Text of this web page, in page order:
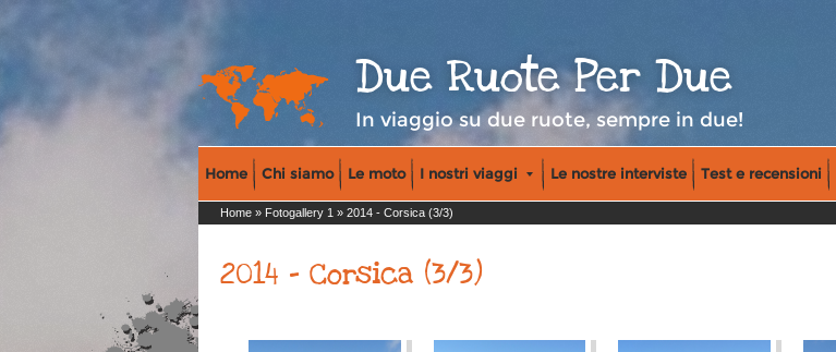
Due Ruote Per Due
In viaggio su due ruote, sempre in due!
Home Chi siamo Le moto I nostri viaggi Le nostre interviste Test e recensioni
Home » Fotogallery 1 » 2014 - Corsica (3/3)
2014 - Corsica (3/3)